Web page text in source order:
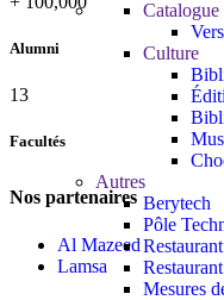
Culture
Autres
Berytech
Pôle
Mesures
Alumni
13
Facultés
Nos partenaires
Al Mazeed
Lamsa